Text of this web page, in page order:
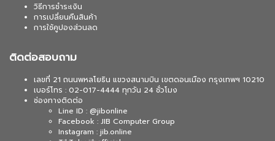
วิธีการชำระเงิน
การเปลี่ยนคืนสินค้า
การใช้คูปองส่วนลด
ติดต่อสอบถาม
เลขที่ 21 ถนนพหลโยธิน แขวงสนามบิน เขตดอนเมือง กรุงเทพฯ 10210
เบอร์โทร : 02-017-4444 ทุกวัน 24 ชั่วโมง
ช่องทางติดต่อ
Line ID : @jibonline
Facebook : JIB Computer Group
Instagram : jib.online